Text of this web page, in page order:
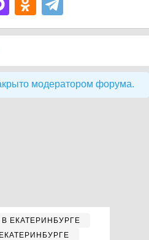
модератором форума.
ЕКАТЕРИНБУРГЕ